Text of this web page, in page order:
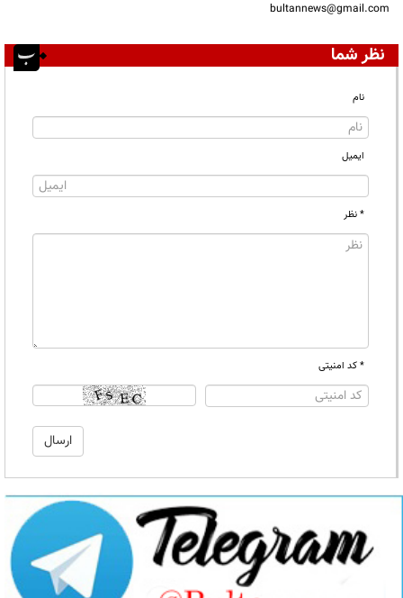
bultannews@gmail.com
نظر شما
نام
ایمیل
* نظر
* کد امنیتی